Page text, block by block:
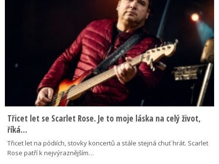
Třicet let se Scarlet Rose. Je to moje láska na celý život,
říká…
Třicet let na pódiích, stovky koncertů a stále stejná chuť hrát. Scarlet
Rose patří k nejvýraznějším…